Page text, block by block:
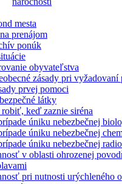
mesta
prenájom
ponúk
obyvateľstva
zásady pri vyžadovaní
prvej pomoci
látky
keď zaznie siréna
úniku nebezbečnej
úniku nebezbečnej
úniku nebezbečnej
v oblasti ohrozenej
pri nutnosti urýchleného